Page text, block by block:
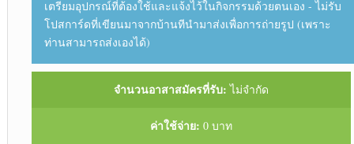
เตรียมอุปกรณ์ที่ต้องใช้และแจ้งไว้ในกิจกรรมด้วยตนเอง - ไม่รับ
โปสการ์ดที่เขียนมาจากบ้านทีนำมาส่งเพื่อการถ่ายรูป (เพราะ
ท่านสามารถส่งเองได้)
จำนวนอาสาสมัครที่รับ: ไม่จำกัด
ค่าใช้จ่าย: 0 บาท